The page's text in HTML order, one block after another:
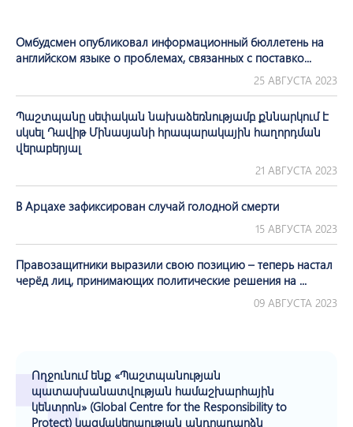
Омбудсмен опубликовал информационный бюллетень на
английском языке о проблемах, связанных с поставко...
25 АВГУСТА 2023
Պաշտպանը սեփական նախաձեռնությամբ քննարկում է
սկսել Դավիթ Մինասյանի հրապարակային հաղորդման
վերաբերյալ
21 АВГУСТА 2023
В Арцахе зафиксирован случай голодной смерти
15 АВГУСТА 2023
Правозащитники выразили свою позицию – теперь настал
черёд лиц, принимающих политические решения на ...
09 АВГУСТА 2023
Ողջունում ենք «Պաշտպանության
պատասխանատվության համաշխարհային
կենտրոն» (Global Centre for the Responsibility to
Protect) կազմակերպության անդրադարձն